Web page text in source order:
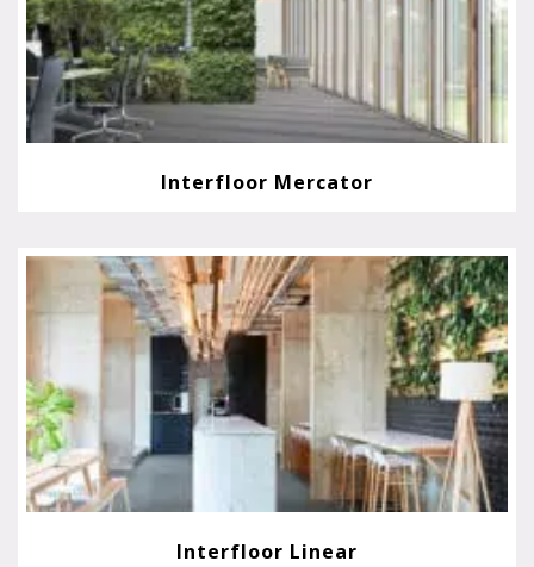
Interfloor Mercator
Interfloor Linear